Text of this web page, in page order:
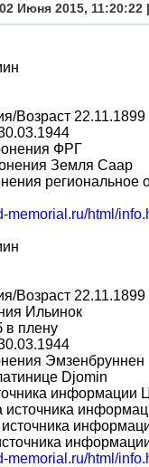
Июня 2015,
Возраст 22.11.1899
ФРГ
Земля Саар
memorial.ru/html/
Возраст 22.11.1899
Ильинок
в плену
Эмзенбруннен
Djomin
memorial.ru/html/